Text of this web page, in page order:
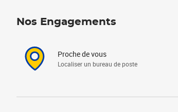
Nos Engagements
Proche de vous
Localiser un bureau de poste